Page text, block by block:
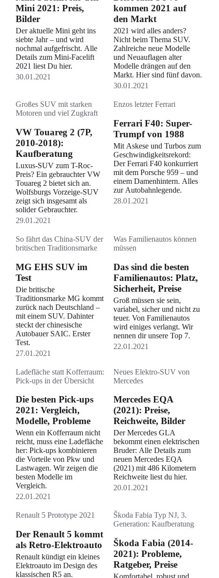
Mini 2021: Preis,
Bilder
Der aktuelle Mini geht ins
siebte Jahr – und wird
nochmal aufgefrischt. Alle
Details zum Mini-Facelift
2021 liest Du hier.
30.01.2021
kommen 2021 auf
den Markt
2021 wird alles anders?
Nicht beim Thema SUV.
Zahlreiche neue Modelle
und Neuauflagen alter
Modelle drängen auf den
Markt. Hier sind fünf davon.
30.01.2021
Großes SUV mit starken
Motoren und viel Zugkraft
VW Touareg 2 (7P,
2010-2018):
Kaufberatung
Luxus-SUV zum T-Roc-
Preis? Ein gebrauchter VW
Touareg 2 bietet sich an.
Wolfsburgs Vorzeige-SUV
zeigt sich insgesamt als
solider Gebrauchter.
29.01.2021
Enzos letzter Ferrari
Ferrari F40: Super-
Trumpf von 1988
Mit Askese und Turbos zum
Geschwindigkeitsrekord:
Der Ferrari F40 konkurriert
mit dem Porsche 959 – und
einem Damenhintern. Alles
zur Autobahnlegende.
28.01.2021
So fährt das China-SUV der
britischen Traditionsmarke
MG EHS SUV im
Test
Die britische
Traditionsmarke MG kommt
zurück nach Deutschland –
mit einem SUV. Dahinter
steckt der chinesische
Autobauer SAIC. Erster
Test.
27.01.2021
Was Familienautos können
müssen
Das sind die besten
Familienautos: Platz,
Sicherheit, Preise
Groß müssen sie sein,
variabel, sicher und nicht zu
teuer. Von Familienautos
wird einiges verlangt. Wir
nennen dir unsere Top 7.
22.01.2021
Ladefläche statt Kofferraum:
Pick-ups in der Übersicht
Die besten Pick-ups
2021: Vergleich,
Modelle, Probleme
Wenn ein Kofferraum nicht
reicht, muss eine Ladefläche
her: Pick-ups kombinieren
die Vorteile von Pkw und
Lastwagen. Wir zeigen die
besten Modelle im
Vergleich.
22.01.2021
Neues Elektro-SUV von
Mercedes
Mercedes EQA
(2021): Preise,
Reichweite, Bilder
Der Mercedes GLA
bekommt einen elektrischen
Bruder: Alle Details zum
neuen Mercedes EQA
(2021) mit 486 Kilometern
Reichweite liest du hier.
20.01.2021
Renault 5 Prototype 2021
Der Renault 5 kommt
als Retro-Elektroauto
Renault kündigt ein kleines
Elektroauto im Design des
klassischen R5 an.
Škoda Fabia Typ NJ, 3.
Generation: Kaufberatung
Škoda Fabia (2014-
2021): Probleme,
Ratgeber, Preise